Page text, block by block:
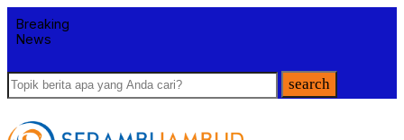
Breaking
News
search